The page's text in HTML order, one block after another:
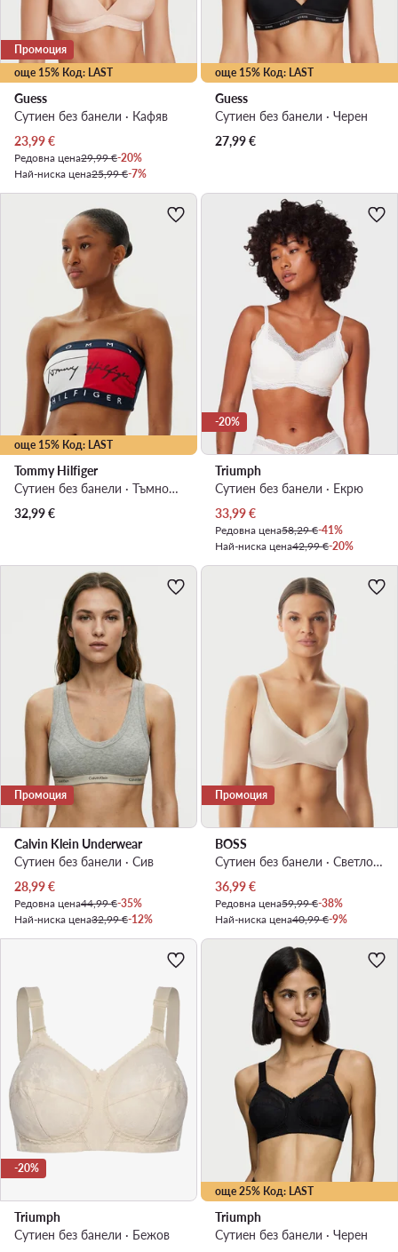
още 15% Код: LAST
Промоция
Guess
Сутиен без банели · Кафяв
Актуална цена
23,99€
Редовна цена29,99 €-20%
Най-ниска цена25,99 €-7%
още 15% Код: LAST
Guess
Сутиен без банели · Черен
27,99€
още 15% Код: LAST
Tommy Hilfiger
Сутиен без банели · Тъмносин
32,99€
-20%
Triumph
Сутиен без банели · Екрю
Актуална цена
33,99€
Редовна цена58,29 €-41%
Най-ниска цена42,99 €-20%
Промоция
Calvin Klein Underwear
Сутиен без банели · Сив
Актуална цена
28,99€
Редовна цена44,99 €-35%
Най-ниска цена32,99 €-12%
Промоция
BOSS
Сутиен без банели · Светлобежов
Актуална цена
36,99€
Редовна цена59,99 €-38%
Най-ниска цена40,99 €-9%
-20%
Triumph
Сутиен без банели · Бежов
още 25% Код: LAST
Triumph
Сутиен без банели · Черен